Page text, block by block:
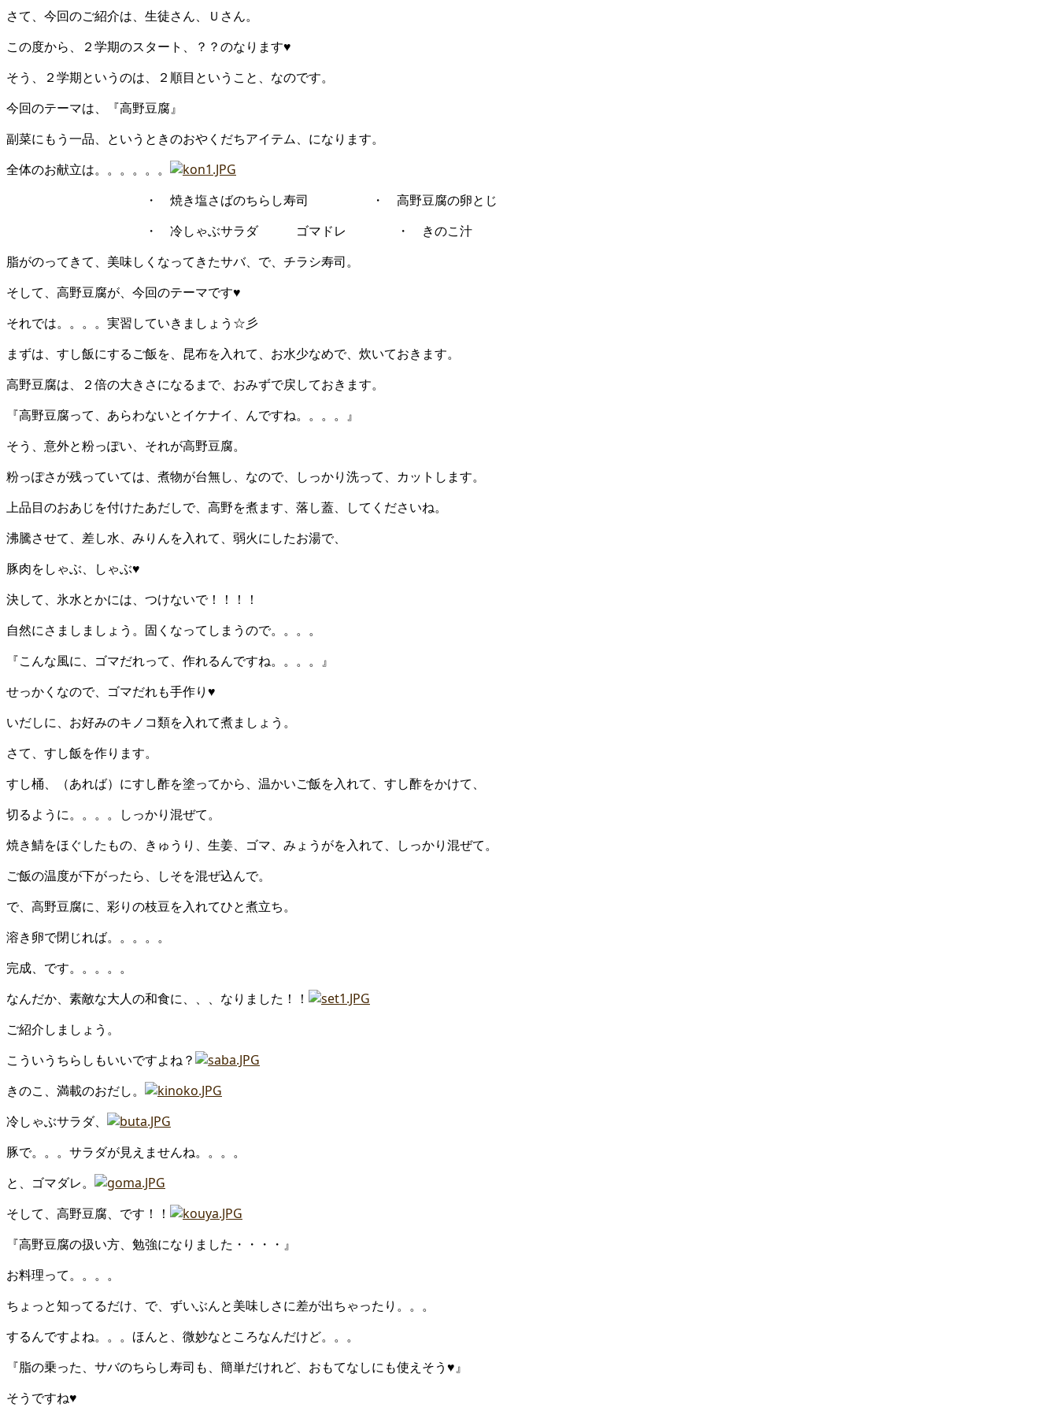
さて、今回のご紹介は、生徒さん、Ｕさん。
この度から、２学期のスタート、？？のなります♥
そう、２学期というのは、２順目ということ、なのです。
今回のテーマは、『高野豆腐』
副菜にもう一品、というときのおやくだちアイテム、になります。
全体のお献立は。。。。。。
・ 焼き塩さばのちらし寿司 ・ 高野豆腐の卵とじ
・ 冷しゃぶサラダ ゴマドレ ・ きのこ汁
脂がのってきて、美味しくなってきたサバ、で、チラシ寿司。
そして、高野豆腐が、今回のテーマです♥
それでは。。。。実習していきましょう☆彡
まずは、すし飯にするご飯を、昆布を入れて、お水少なめで、炊いておきます。
高野豆腐は、２倍の大きさになるまで、おみずで戻しておきます。
『高野豆腐って、あらわないとイケナイ、んですね。。。。』
そう、意外と粉っぽい、それが高野豆腐。
粉っぽさが残っていては、煮物が台無し、なので、しっかり洗って、カットします。
上品目のおあじを付けたあだしで、高野を煮ます、落し蓋、してくださいね。
沸騰させて、差し水、みりんを入れて、弱火にしたお湯で、
豚肉をしゃぶ、しゃぶ♥
決して、氷水とかには、つけないで！！！！
自然にさましましょう。固くなってしまうので。。。。
『こんな風に、ゴマだれって、作れるんですね。。。。』
せっかくなので、ゴマだれも手作り♥
いだしに、お好みのキノコ類を入れて煮ましょう。
さて、すし飯を作ります。
すし桶、（あれば）にすし酢を塗ってから、温かいご飯を入れて、すし酢をかけて、
切るように。。。。しっかり混ぜて。
焼き鯖をほぐしたもの、きゅうり、生姜、ゴマ、みょうがを入れて、しっかり混ぜて。
ご飯の温度が下がったら、しそを混ぜ込んで。
で、高野豆腐に、彩りの枝豆を入れてひと煮立ち。
溶き卵で閉じれば。。。。。
完成、です。。。。。
なんだか、素敵な大人の和食に、、、なりました！！
ご紹介しましょう。
こういうちらしもいいですよね？
きのこ、満載のおだし。
冷しゃぶサラダ、
豚で。。。サラダが見えませんね。。。。
と、ゴマダレ。
そして、高野豆腐、です！！
『高野豆腐の扱い方、勉強になりました・・・・』
お料理って。。。。
ちょっと知ってるだけ、で、ずいぶんと美味しさに差が出ちゃったり。。。
するんですよね。。。ほんと、微妙なところなんだけど。。。
『脂の乗った、サバのちらし寿司も、簡単だけれど、おもてなしにも使えそう♥』
そうですね♥